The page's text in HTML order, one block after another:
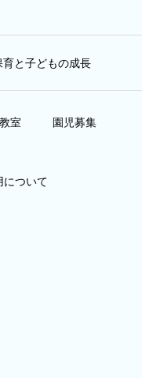
育と子どもの成長
室 園児募集
について